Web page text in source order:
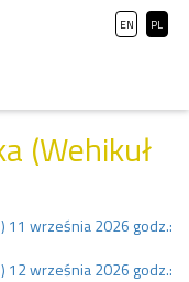
PL
EN
(Wehikuł
11 września 2026 godz.:
12 września 2026 godz.: